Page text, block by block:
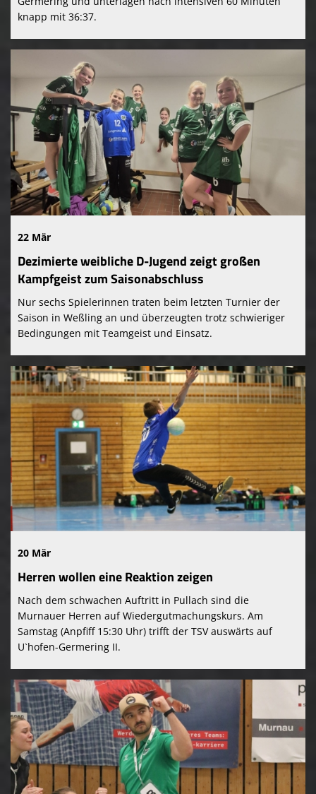
knapp mit 36:37.
22 Mär
Dezimierte weibliche D-Jugend zeigt großen
Kampfgeist zum Saisonabschluss
Nur sechs Spielerinnen traten beim letzten Turnier der
Saison in Weßling an und überzeugten trotz schwieriger
Bedingungen mit Teamgeist und Einsatz.
20 Mär
Herren wollen eine Reaktion zeigen
Nach dem schwachen Auftritt in Pullach sind die
Murnauer Herren auf Wiedergutmachungskurs. Am
Samstag (Anpfiff 15:30 Uhr) trifft der TSV auswärts auf
U`hofen-Germering II.